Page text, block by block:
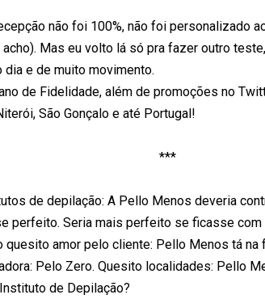
não foi 100%, não foi personalizado
Mas eu volto lá só pra fazer outro
e de muito movimento.
de Fidelidade, além de promoções no
São Gonçalo e até Portugal!
***
de depilação: A Pello Menos deveria
perfeito. Seria mais perfeito se ficasse
quesito amor pelo cliente: Pello Menos tá
Pelo Zero. Quesito localidades: Pello
de Depilação?